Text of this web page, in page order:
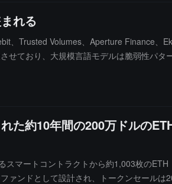
れる
、Trusted Volumes、Aperture Finance、
ており、大規模言語モデルは脆弱性パタ
契約を監査し、脆弱性報奨金のカバレッ
た約10年間の200万ドルの
マートコントラクトから約1,003枚の
ァンドとして設計され、トークンセールは